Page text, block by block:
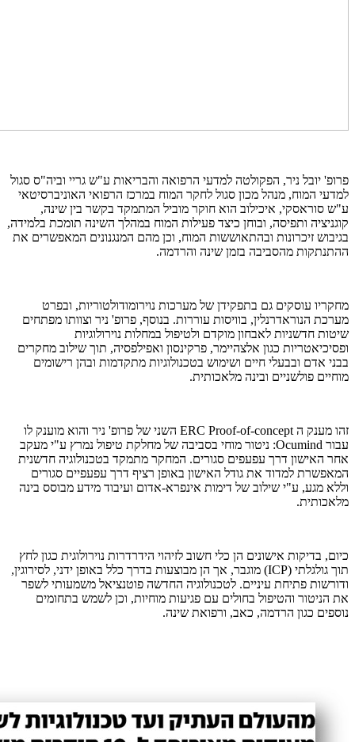
פרופ' יובל ניר, הפקולטה למדעי הרפואה והבריאות ע"ש גריי וביה"ס סגול
למדעי המוח, מנהל מכון סגול לחקר המוח במרכז הרפואי האוניברסיטאי
ע"ש סוראסקי, איכילוב הוא חוקר מוביל המתמקד בקשר בין שינה,
קוגניציה ותפיסה, ובוחן כיצד פעילות המוח במהלך השינה תומכת בלמידה,
בגיבוש זיכרונות ובהתאוששות המוח, וכן מהם המנגנונים המאפשרים את
ההתנתקות מהסביבה בזמן שינה והרדמה.
מחקריו עוסקים גם בתפקידן של מערכות נוירומודולטוריות, ובפרט
מערכת הנוראדרנלין, בוויסות עוררות. בנוסף, פרופ' ניר וצוותו מפתחים
שיטות חדשניות לאבחון מוקדם ולטיפול במחלות נוירולוגיות
ופסיכיאטריות כגון אלצהיימר, פרקינסון ואפילפסיה, תוך שילוב מחקרים
בבני אדם ובבעלי חיים ושימוש בטכנולוגיות מתקדמות ובהן רישומים
מוחיים פולשניים ובינה מלאכותית.
זהו מענק ה ERC Proof-of-concept השני של פרופ' ניר והוא מוענק לו
עבור Ocumind: ניטור מוחי בסביבה של מחלקת טיפול נמרץ ע"י מעקב
אחר האישון דרך עפעפים סגורים. המחקר מתמקד בטכנולוגיה חדשנית
המאפשרת למדוד את גודל האישון באופן רציף דרך עפעפיים סגורים
וללא מגע, ע"י שילוב של דימות אינפרא-אדום ועיבוד מידע מבוסס בינה
מלאכותית.
כיום, בדיקות אישונים הן כלי חשוב לזיהוי הידרדרות נוירולוגית כגון לחץ
תוך גולגלתי (ICP) מוגבר, אך הן מבוצעות בדרך כלל באופן ידני, לסירוגין,
ודורשות פתיחת עיניים. לטכנולוגיה החדשה פוטנציאל משמעותי לשפר
את הניטור והטיפול בחולים עם פגיעות מוחיות, וכן לשמש בתחומים
נוספים כגון הרדמה, כאב, ורפואת שינה.